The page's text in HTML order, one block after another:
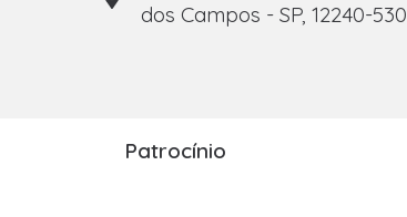
dos Campos - SP, 12240-530
Patrocínio